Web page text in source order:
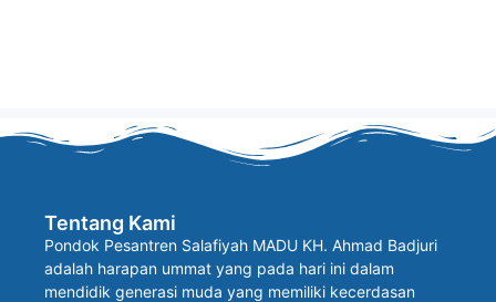
Tentang Kami
Pondok Pesantren Salafiyah MADU KH. Ahmad Badjuri
adalah harapan ummat yang pada hari ini dalam
mendidik generasi muda yang memiliki kecerdasan